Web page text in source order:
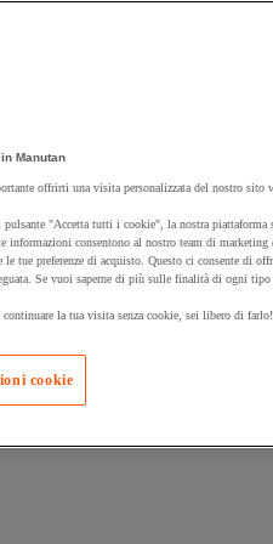
un prodotto:
Manutan
offrirti una visita personalizzata del nostro sito
pulsante "Accetta tutti i cookie", la nostra
informazioni consentono al nostro team di
le tue preferenze di acquisto. Questo ci consente di
Se vuoi saperne di più sulle finalità di ogni
la tua visita senza cookie, sei libero di
cookie